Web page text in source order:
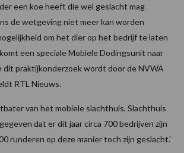
een koe heeft die wel geslacht mag
de wetgeving niet meer kan worden
om het dier op het bedrijf te laten
een speciale Mobiele Dodingsunit naar
dit praktijkonderzoek wordt door de NVWA
RTL Nieuws.
van het mobiele slachthuis, Slachthuis
dat er dit jaar circa 700 bedrijven zijn
runderen op deze manier toch zijn geslacht.'